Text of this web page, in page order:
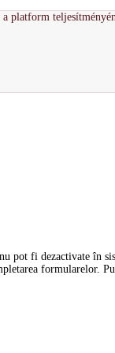
platform
pot fi dezactivate în
formularelor.